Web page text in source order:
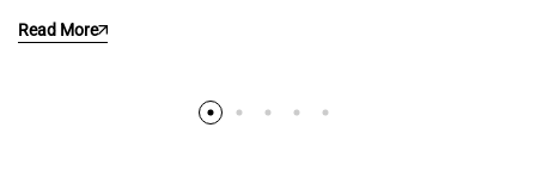
Read More